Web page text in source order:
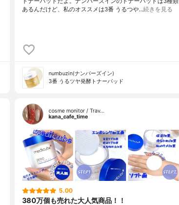
あるんだけど、私のオススメは3番 うるつや…続きを見る
numbuzin(ナンバーズイン)
3番 うるツヤ発酵トナーパッド
cosme monitor / Trav…
kana_cafe_time
5.00
380万個も売れた大人気商品！！